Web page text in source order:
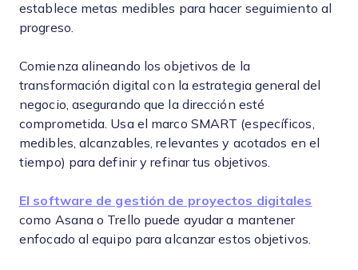
establece metas medibles para hacer seguimiento al
progreso.
Comienza alineando los objetivos de la
transformación digital con la estrategia general del
negocio, asegurando que la dirección esté
comprometida. Usa el marco SMART (específicos,
medibles, alcanzables, relevantes y acotados en el
tiempo) para definir y refinar tus objetivos.
El software de gestión de proyectos digitales
como Asana o Trello puede ayudar a mantener
enfocado al equipo para alcanzar estos objetivos.